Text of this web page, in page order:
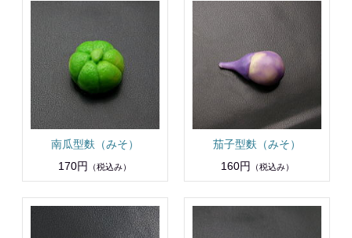
南瓜型麩（みそ）
170円
（税込み）
茄子型麩（みそ）
160円
（税込み）